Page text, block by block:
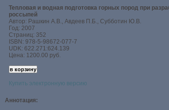
Тепловая и водная подготовка горных пород при
россыпей
Автор: Рашкин А.В., Авдеев П.Б., Субботин Ю.В.
Год: 2007
Страниц: 352
ISBN: 978-5-98672-077-7
UDK: 622.271:624.139
Цена: 1200.00 руб.
Купить электронную версию
Аннотация: